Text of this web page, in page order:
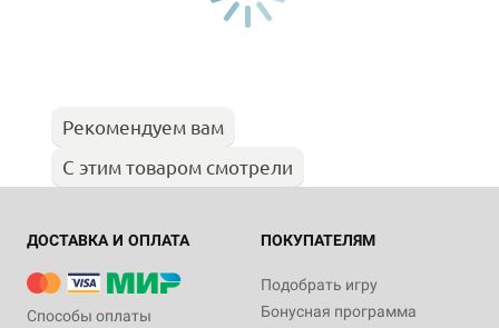
Рекомендуем вам
С этим товаром смотрели
ДОСТАВКА И ОПЛАТА
Способы оплаты
ПОКУПАТЕЛЯМ
Подобрать игру
Бонусная программа